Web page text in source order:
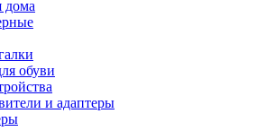
дома
обуви
и адаптеры